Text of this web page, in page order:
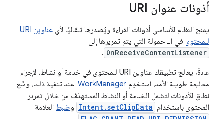
أذونات عنوان URI
يمنح النظام الأساسي أذونات القراءة ويُصدرها تلقائيًا لأي
عناوين URI
للمحتوى في الـ حمولة التي يتم تمريرها إلى
OnReceiveContentListener
.
عادةً، يعالج تطبيقك عناوين URI للمحتوى في خدمة أو نشاط. لإجراء
معالجة طويلة الأمد، استخدِم WorkManager. عند تنفيذ ذلك، وسِّع
نطاق الأذونات لتشمل الخدمة أو النشاط المستهدَف من خلال تمرير
المحتوى باستخدام Intent.setClipData وضبط العلامة